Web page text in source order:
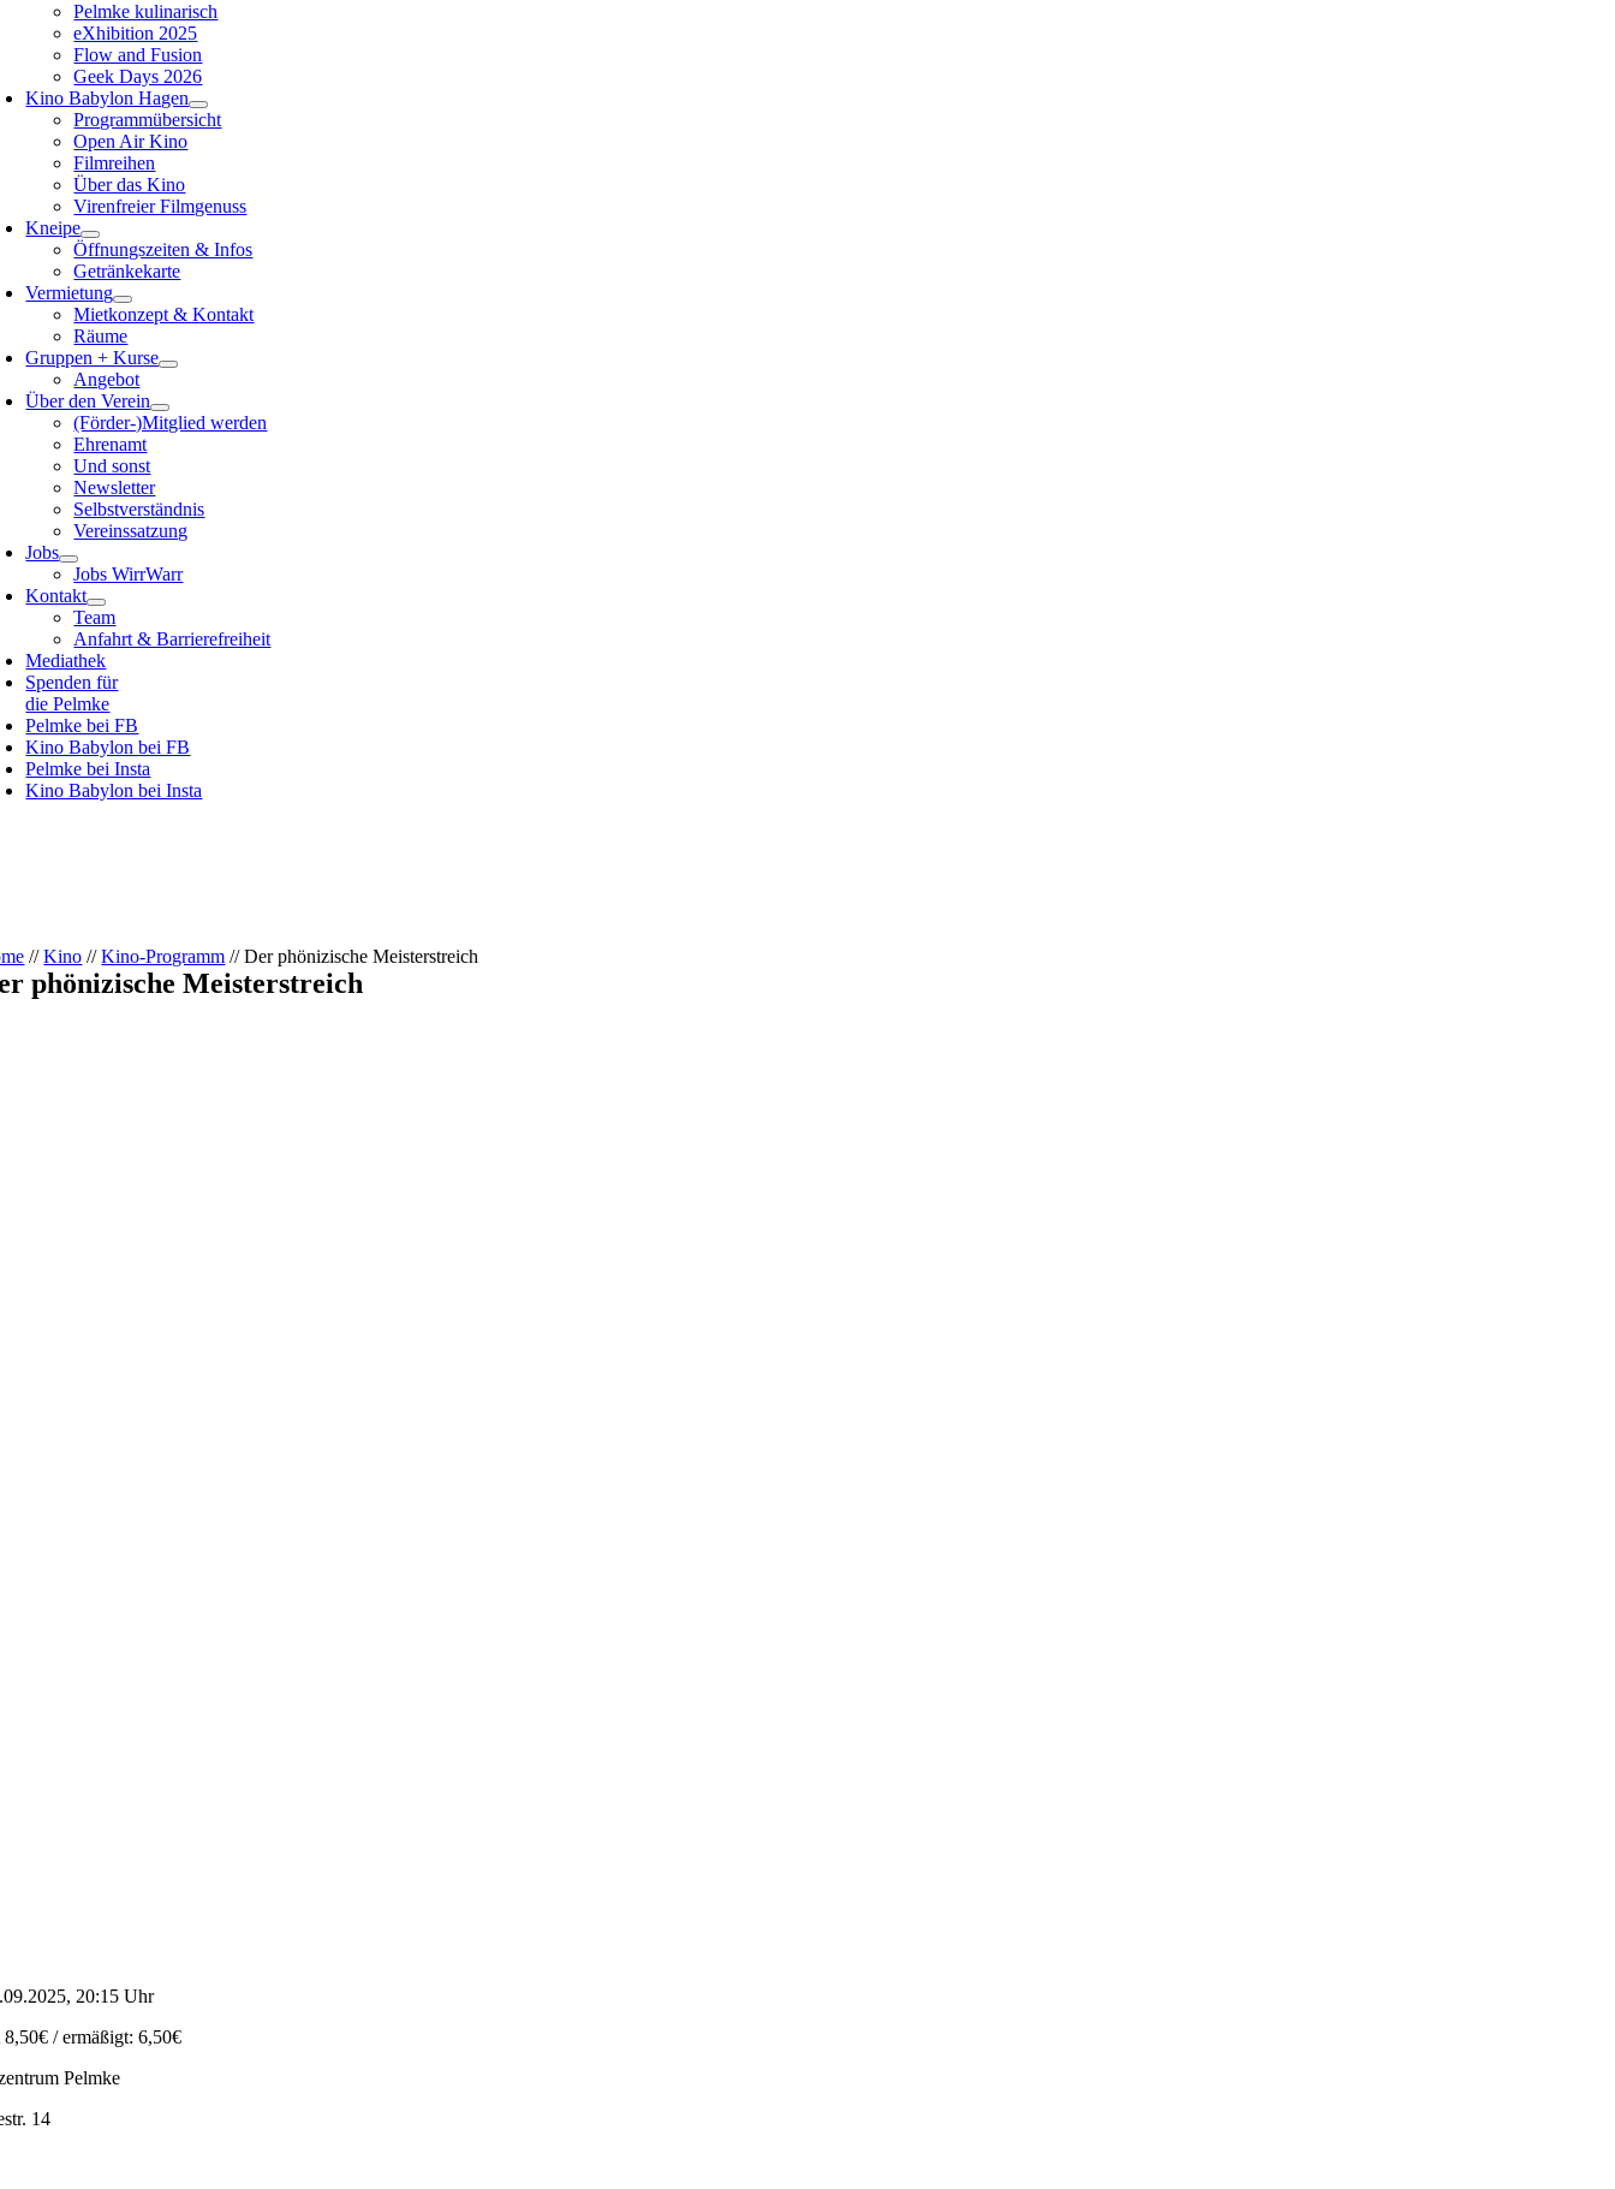
Pelmke kulinarisch
eXhibition 2025
Flow and Fusion
Geek Days 2026
Kino Babylon Hagen
Programmübersicht
Open Air Kino
Filmreihen
Über das Kino
Virenfreier Filmgenuss
Kneipe
Öffnungszeiten & Infos
Getränkekarte
Vermietung
Mietkonzept & Kontakt
Räume
Gruppen + Kurse
Angebot
Über den Verein
(Förder-)Mitglied werden
Ehrenamt
Und sonst
Newsletter
Selbstverständnis
Vereinssatzung
Jobs
Jobs WirrWarr
Kontakt
Team
Anfahrt & Barrierefreiheit
Mediathek
Spenden für
die Pelmke
Pelmke bei FB
Kino Babylon bei FB
Pelmke bei Insta
Kino Babylon bei Insta
//Kino //Kino-Programm // Der phönizische Meisterstreich
phönizische Meisterstreich
20:15 Uhr
/ ermäßigt: 6,50€
Pelmke
14